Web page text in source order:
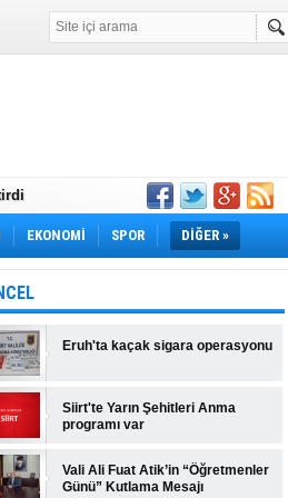
İş Arayanlar
Açıklandı!
Fiyatlar ve
EKONOMİ SPOR DİĞER »
Eruh'ta kaçak sigara operasyonu
Siirt'te Yarın Şehitleri Anma
programı var
Vali Ali Fuat Atik’in “Öğretmenler
Günü” Kutlama Mesajı